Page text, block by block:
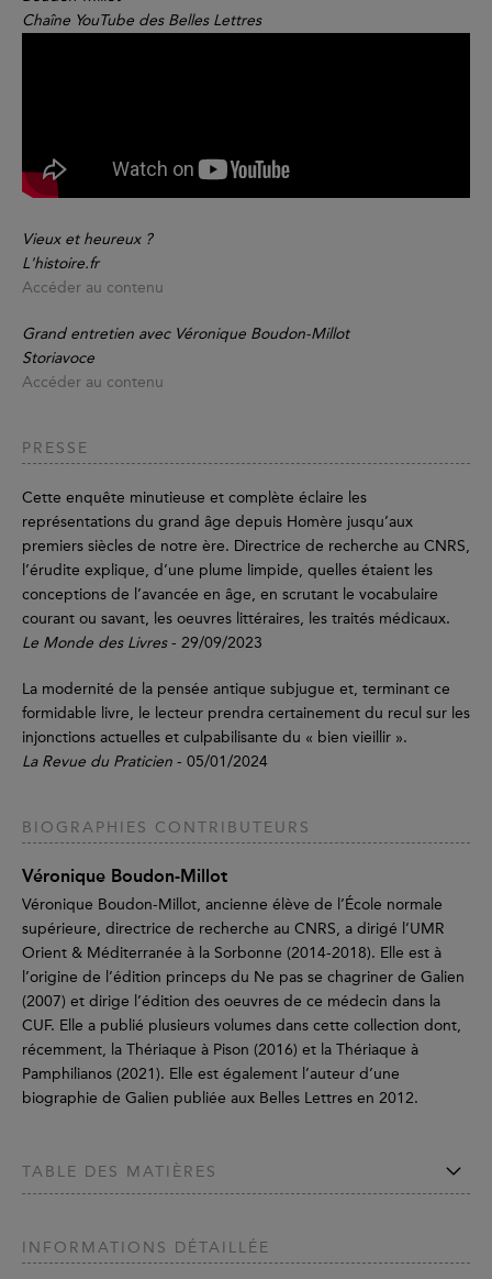
Chaîne YouTube des Belles Lettres
Vieux et heureux ?
L'histoire.fr
Accéder au contenu
Grand entretien avec Véronique Boudon-Millot
Storiavoce
Accéder au contenu
PRESSE
Cette enquête minutieuse et complète éclaire les
représentations du grand âge depuis Homère jusqu’aux
premiers siècles de notre ère. Directrice de recherche au CNRS,
l’érudite explique, d’une plume limpide, quelles étaient les
conceptions de l’avancée en âge, en scrutant le vocabulaire
courant ou savant, les oeuvres littéraires, les traités médicaux.
Le Monde des Livres- 29/09/2023
La modernité de la pensée antique subjugue et, terminant ce
formidable livre, le lecteur prendra certainement du recul sur les
injonctions actuelles et culpabilisante du « bien vieillir ».
La Revue du Praticien - 05/01/2024
BIOGRAPHIES CONTRIBUTEURS
Véronique Boudon-Millot
Véronique Boudon-Millot, ancienne élève de l’École normale
supérieure, directrice de recherche au CNRS, a dirigé l’UMR
Orient & Méditerranée à la Sorbonne (2014-2018). Elle est à
l’origine de l’édition princeps du Ne pas se chagriner de Galien
(2007) et dirige l’édition des oeuvres de ce médecin dans la
CUF. Elle a publié plusieurs volumes dans cette collection dont,
récemment, la Thériaque à Pison (2016) et la Thériaque à
Pamphilianos (2021). Elle est également l’auteur d’une
biographie de Galien publiée aux Belles Lettres en 2012.
TABLE DES MATIÈRES
INFORMATIONS DÉTAILLÉE